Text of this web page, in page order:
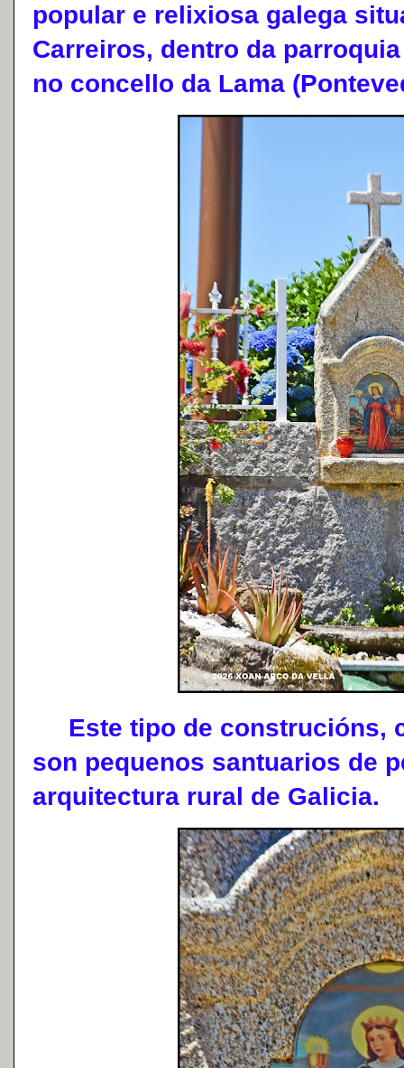
popular e relixiosa galega
Carreiros, dentro da
no concello da Lama
Este tipo de construcións,
son pequenos santuarios de
arquitectura rural de Galicia.